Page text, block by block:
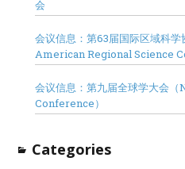
会
会议信息：第63届国际区域科
American Regional Science
Minneapolis
会议信息：第九届全球学大会
Conference）
Categories